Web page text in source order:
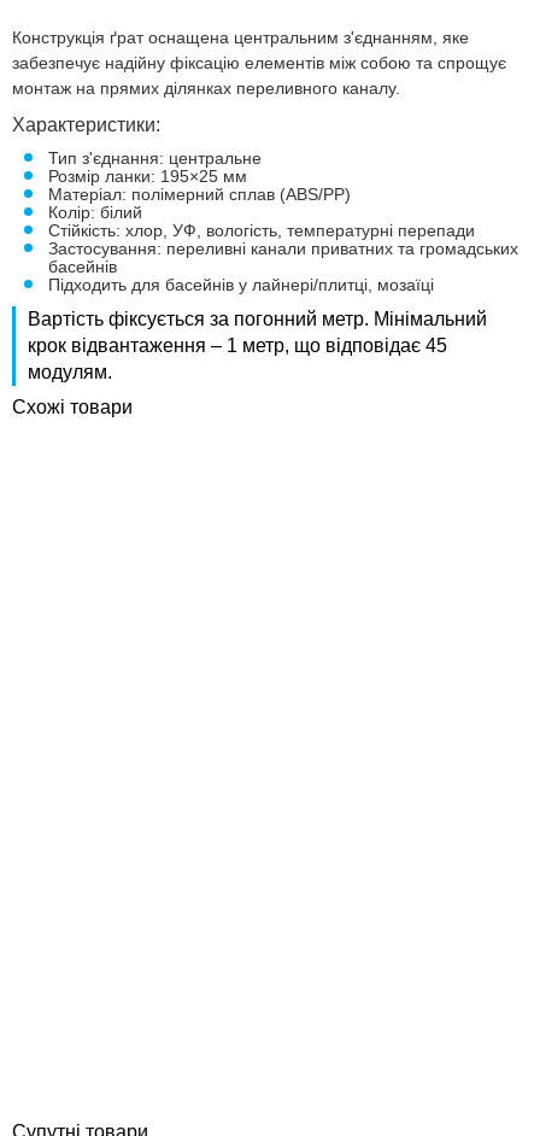
Конструкція ґрат оснащена центральним з'єднанням, яке
забезпечує надійну фіксацію елементів між собою та спрощує
монтаж на прямих ділянках переливного каналу.
Характеристики:
Тип з'єднання: центральне
Розмір ланки: 195×25 мм
Матеріал: полімерний сплав (ABS/PP)
Колір: білий
Стійкість: хлор, УФ, вологість, температурні перепади
Застосування: переливні канали приватних та громадських
басейнів
Підходить для басейнів у лайнері/плитці, мозаїці
Вартість фіксується за погонний метр. Мінімальний
крок відвантаження – 1 метр, що відповідає 45
модулям.
Схожі товари
Супутні товари